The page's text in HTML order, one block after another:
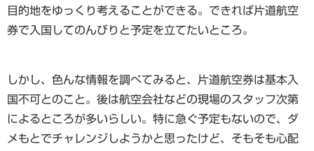
目的地をゆっくり考えることができる。できれば片道航空
券で入国してのんびりと予定を立てたいところ。
しかし、色んな情報を調べてみると、片道航空券は基本入
国不可とのこと。後は航空会社などの現場のスタッフ次第
によるところが多いらしい。特に急ぐ予定もないので、ダ
メもとでチャレンジしようかと思ったけど、そもそも心配